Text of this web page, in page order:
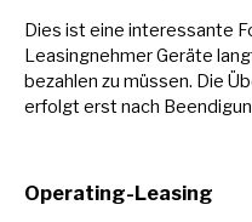
Dies ist eine interessante
Leasingnehmer Geräte
bezahlen zu müssen. Die
erfolgt erst nach
Operating-Leasing